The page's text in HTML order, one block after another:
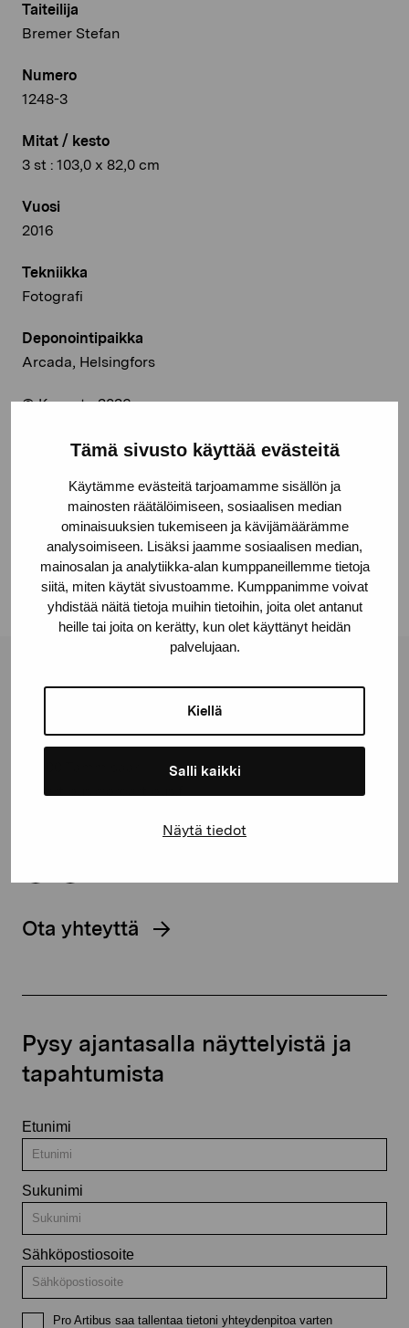
Tämä sivusto käyttää evästeitä
Käytämme evästeitä tarjoamamme sisällön ja
mainosten räätälöimiseen, sosiaalisen median
ominaisuuksien tukemiseen ja kävijämäärämme
analysoimiseen. Lisäksi jaamme sosiaalisen median,
mainosalan ja analytiikka-alan kumppaneillemme tietoja
siitä, miten käytät sivustoamme. Kumppanimme voivat
yhdistää näitä tietoja muihin tietoihin, joita olet antanut
heille tai joita on kerätty, kun olet käyttänyt heidän
palvelujaan.
Kiellä
Salli kaikki
Näytä tiedot
Taiteilija
Bremer Stefan
Numero
1248-3
Mitat / kesto
3 st : 103,0 x 82,0 cm
Vuosi
2016
Tekniikka
Fotografi
Deponointipaikka
Arcada, Helsingfors
© Kuvasto 2026
Facebook
Linkedin
Pro Artibus -säätiö
Kustaa Vaasan katu 11
proartibus@proartibus.fi
Ota yhteyttä
Pysy ajantasalla näyttelyistä ja
tapahtumista
Etunimi
Sukunimi
Sähköpostiosoite
Pro Artibus saa tallentaa tietoni yhteydenpitoa varten